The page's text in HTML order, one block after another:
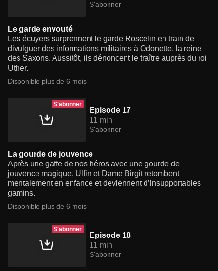
S'abonner
Le garde envouté
Les écuyers surprennent le garde Roscelin en train de
divulguer des informations militaires à Odonette, la reine
des Saxons. Aussitôt, ils dénoncent le traître auprès du roi
Uther.
Disponible plus de 6 mois
S'abonner
Episode 17
11 min
S'abonner
La gourde de jouvence
Après une gaffe de nos héros avec une gourde de
jouvence magique, Ulfin et Dame Birgit retombent
mentalement en enfance et deviennent d’insupportables
gamins.
Disponible plus de 6 mois
S'abonner
Episode 18
11 min
S'abonner